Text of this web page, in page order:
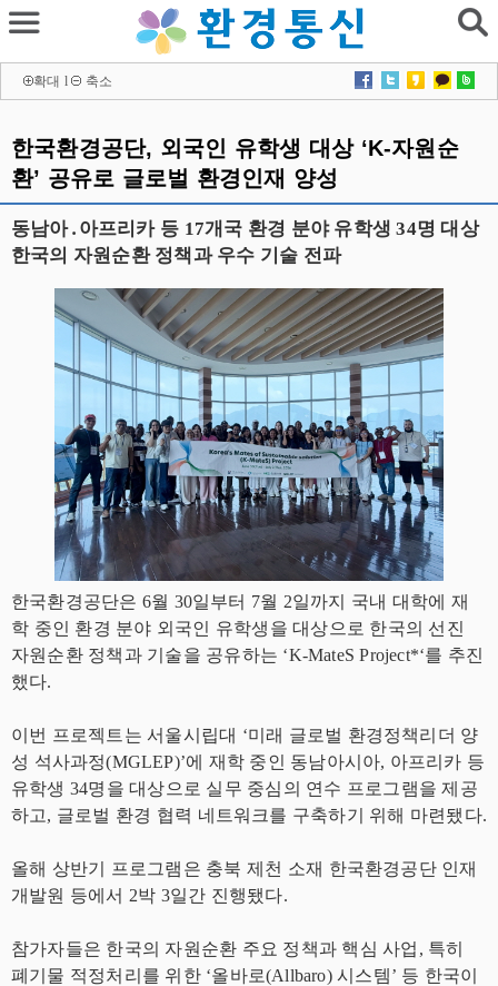
확대 l 축소
한국환경공단, 외국인 유학생 대상 ‘K-자원순
환’ 공유로 글로벌 환경인재 양성
동남아․아프리카 등 17개국 환경 분야 유학생 34명 대상
한국의 자원순환 정책과 우수 기술 전파
한국환경공단은 6월 30일부터 7월 2일까지 국내 대학에 재
학 중인 환경 분야 외국인 유학생을 대상으로 한국의 선진
자원순환 정책과 기술을 공유하는 ‘K-MateS Project*‘를 추진
했다.
이번 프로젝트는 서울시립대 ‘미래 글로벌 환경정책리더 양
성 석사과정(MGLEP)’에 재학 중인 동남아시아, 아프리카 등
유학생 34명을 대상으로 실무 중심의 연수 프로그램을 제공
하고, 글로벌 환경 협력 네트워크를 구축하기 위해 마련됐다.
올해 상반기 프로그램은 충북 제천 소재 한국환경공단 인재
개발원 등에서 2박 3일간 진행됐다.
참가자들은 한국의 자원순환 주요 정책과 핵심 사업, 특히
폐기물 적정처리를 위한 ‘올바로(Allbaro) 시스템’ 등 한국이